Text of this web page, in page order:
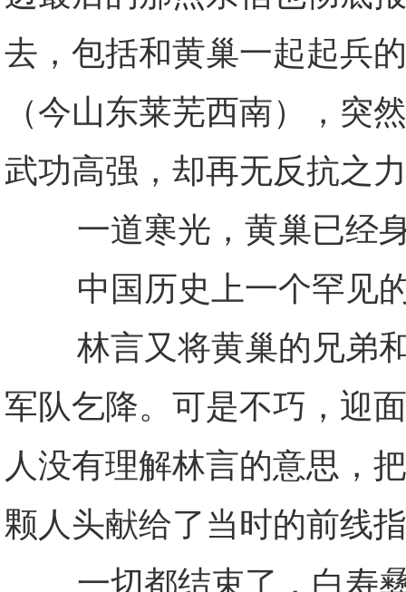
去，包括和黄巢一起起兵
（今山东莱芜西南），突
武功高强，却再无反抗之
一道寒光，黄巢已经
中国历史上一个罕见的
林言又将黄巢的兄弟和
军队乞降。可是不巧，迎
人没有理解林言的意思，
颗人头献给了当时的前线
一切都结束了，白寿彝